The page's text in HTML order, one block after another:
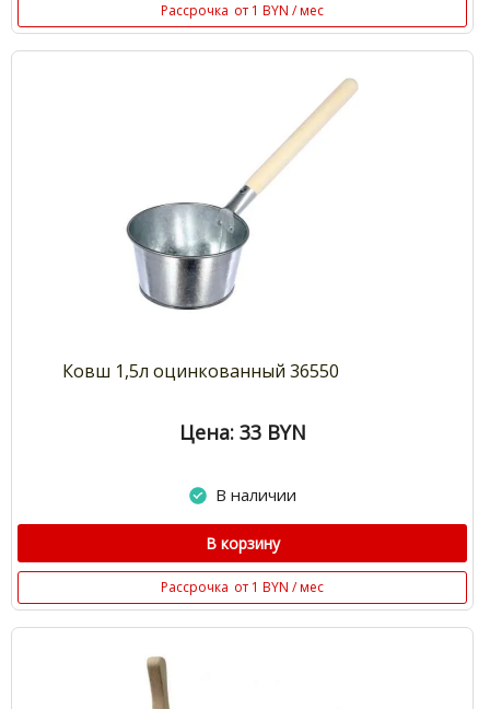
Рассрочка от 1 BYN / мес
Ковш 1,5л оцинкованный 36550
Цена: 33 BYN
В наличии
В корзину
Рассрочка от 1 BYN / мес